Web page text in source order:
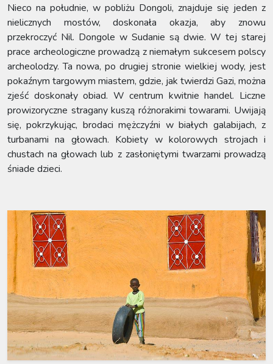
Nieco na południe, w pobliżu Dongoli, znajduje się jeden z
nielicznych mostów, doskonała okazja, aby znowu
przekroczyć Nil. Dongole w Sudanie są dwie. W tej starej
prace archeologiczne prowadzą z niemałym sukcesem polscy
archeolodzy. Ta nowa, po drugiej stronie wielkiej wody, jest
pokaźnym targowym miastem, gdzie, jak twierdzi Gazi, można
zjeść doskonały obiad. W centrum kwitnie handel. Liczne
prowizoryczne stragany kuszą różnorakimi towarami. Uwijają
się, pokrzykując, brodaci mężczyźni w białych galabijach, z
turbanami na głowach. Kobiety w kolorowych strojach i
chustach na głowach lub z zasłoniętymi twarzami prowadzą
śniade dzieci.